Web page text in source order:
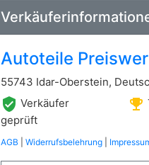
Autoteile
55743 Idar-Oberstein,
verified_user Verkäufer
geprüft
emoji_events
AGB Widerrufsbelehrung